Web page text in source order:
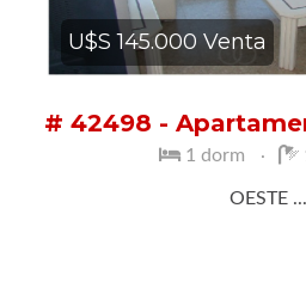
U$S 145.000 Venta
# 42498 -
1 dorm
OESTE ...